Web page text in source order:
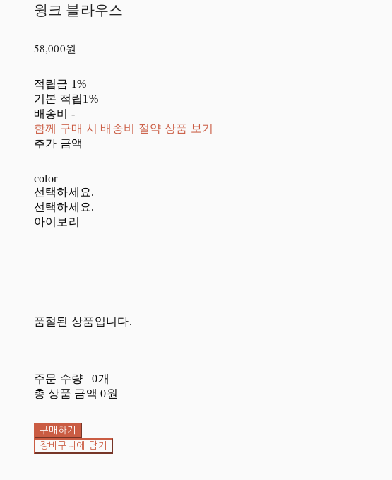
윙크 블라우스
58,000원
적립금 1%
기본 적립1%
배송비-
함께 구매 시 배송비 절약 상품 보기
추가 금액
color
선택하세요.
선택하세요.
아이보리
품절된 상품입니다.
주문 수량
0개
총 상품 금액 0원
구매하기
장바구니에 담기